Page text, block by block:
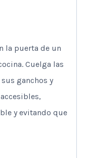
la puerta de un
Cuelga las
ganchos y
y evitando que